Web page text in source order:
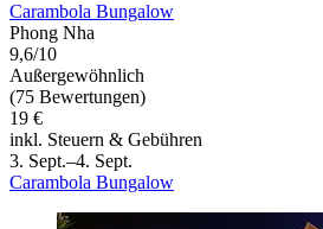
Carambola Bungalow
Phong Nha
9,6/10
Außergewöhnlich
(75 Bewertungen)
19 €
inkl. Steuern & Gebühren
3. Sept.–4. Sept.
Carambola Bungalow